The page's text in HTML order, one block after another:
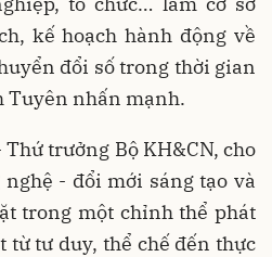
kế hoạch hành động về
đổi số trong thời gian
Tuyên nhấn mạnh.
trưởng Bộ KH&CN, cho
- đổi mới sáng tạo và
trong một chỉnh thể phát
từ tư duy, thể chế đến thực